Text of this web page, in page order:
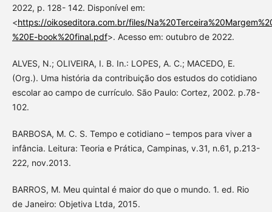
2022, p. 128- 142. Disponível em:
<https://oikoseditora.com.br/files/
%20E-book%20final.pdf>. Acesso em: outubro de 2022.
ALVES, N.; OLIVEIRA, I. B. In.: LOPES, A. C.; MACEDO, E.
(Org.). Uma história da contribuição dos estudos do cotidiano
escolar ao campo de currículo. São Paulo: Cortez, 2002. p.78-
102.
BARBOSA, M. C. S. Tempo e cotidiano – tempos para viver a
infância. Leitura: Teoria e Prática, Campinas, v.31, n.61, p.213-
222, nov.2013.
BARROS, M. Meu quintal é maior do que o mundo. 1. ed. Rio
de Janeiro: Objetiva Ltda, 2015.